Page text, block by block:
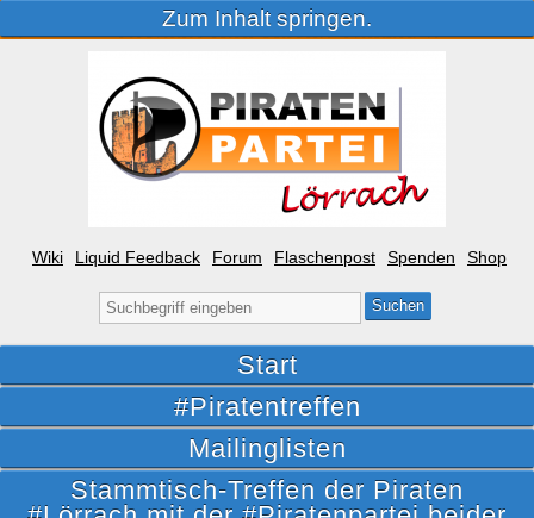
Zum Inhalt springen.
Wiki Liquid Feedback Forum Flaschenpost Spenden Shop
Suche
nach:
Start
#Piratentreffen
Mailinglisten
Stammtisch-Treffen der Piraten